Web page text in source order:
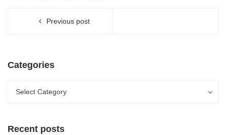
Previous post
Categories
Select Category
Recent posts